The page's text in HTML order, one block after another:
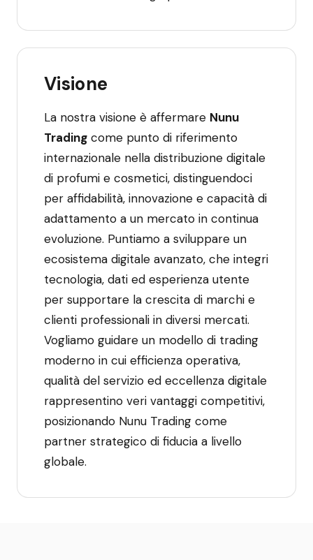
Visione
La nostra visione è affermare Nunu
Trading come punto di riferimento
internazionale nella distribuzione digitale
di profumi e cosmetici, distinguendoci
per affidabilità, innovazione e capacità di
adattamento a un mercato in continua
evoluzione. Puntiamo a sviluppare un
ecosistema digitale avanzato, che integri
tecnologia, dati ed esperienza utente
per supportare la crescita di marchi e
clienti professionali in diversi mercati.
Vogliamo guidare un modello di trading
moderno in cui efficienza operativa,
qualità del servizio ed eccellenza digitale
rappresentino veri vantaggi competitivi,
posizionando Nunu Trading come
partner strategico di fiducia a livello
globale.